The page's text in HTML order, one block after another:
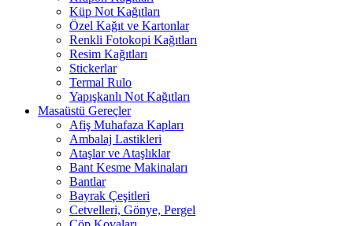
Küp Not Kağıtları
Özel Kağıt ve Kartonlar
Renkli Fotokopi Kağıtları
Resim Kağıtları
Stickerlar
Termal Rulo
Yapışkanlı Not Kağıtları
Masaüstü Gereçler
Afiş Muhafaza Kapları
Ambalaj Lastikleri
Ataşlar ve Ataşlıklar
Bant Kesme Makinaları
Bantlar
Bayrak Çeşitleri
Cetvelleri, Gönye, Pergel